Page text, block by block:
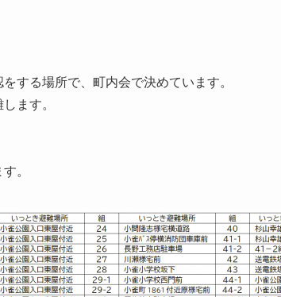
する場所で、町内会で決めています。
ます。
。